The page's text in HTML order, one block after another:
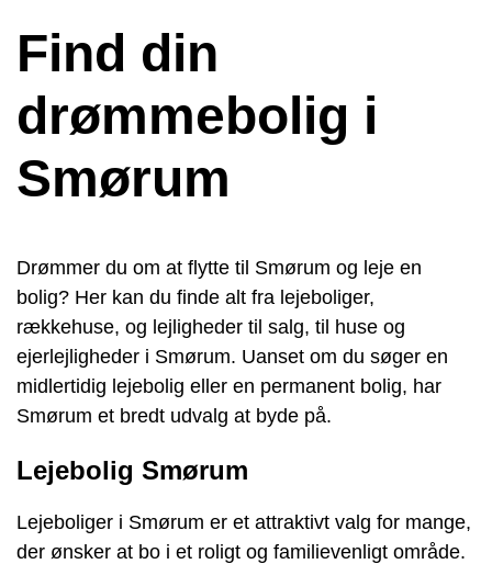
Find din
drømmebolig i
Smørum
Drømmer du om at flytte til Smørum og leje en
bolig? Her kan du finde alt fra lejeboliger,
rækkehuse, og lejligheder til salg, til huse og
ejerlejligheder i Smørum. Uanset om du søger en
midlertidig lejebolig eller en permanent bolig, har
Smørum et bredt udvalg at byde på.
Lejebolig Smørum
Lejeboliger i Smørum er et attraktivt valg for mange,
der ønsker at bo i et roligt og familievenligt område.